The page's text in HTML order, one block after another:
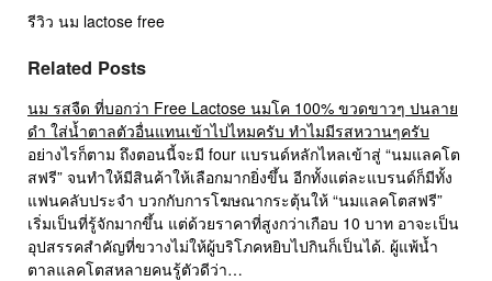
รีวิว นม lactose free
Related Posts
นม รสจืด ที่บอกว่า Free Lactose นมโค 100% ขวดขาวๆ ปนลาย
ดำ ใส่น้ำตาลตัวอื่นแทนเข้าไปไหมครับ ทำไมมีรสหวานๆครับ
อย่างไรก็ตาม ถึงตอนนี้จะมี four แบรนด์หลักไหลเข้าสู่ “นมแลคโต
สฟรี” จนทำให้มีสินค้าให้เลือกมากยิ่งขึ้น อีกทั้งแต่ละแบรนด์ก็มีทั้ง
แฟนคลับประจำ บวกกับการโฆษณากระตุ้นให้ “นมแลคโตสฟรี”
เริ่มเป็นที่รู้จักมากขึ้น แต่ด้วยราคาที่สูงกว่าเกือบ 10 บาท อาจะเป็น
อุปสรรคสำคัญที่ขวางไม่ให้ผู้บริโภคหยิบไปกินก็เป็นได้. ผู้แพ้น้ำ
ตาลแลคโตสหลายคนรู้ตัวดีว่า…